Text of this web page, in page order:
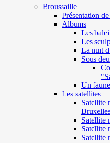
Broussaille
Présentation
Albums
Les
Les
La nuit
Sous
Un
Les satellites
Satellite
Bruxelles
Satellite
Satellite
Satellite